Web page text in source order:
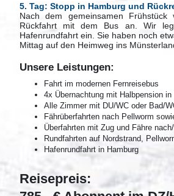
5. Tag: Stopp in Hamburg und
Nach dem gemeinsamen
Rückfahrt mit dem Bus an. Wir
Hafenrundfahrt ein. Sie haben noch
Mittag auf den Heimweg ins
Unsere Leistungen:
Fahrt im modernen Fernreisebus
4x Übernachtung mit Halbpension in
Alle Zimmer mit DU/WC oder Bad/
Fährüberfahrten nach Pellworm
Überfahrten mit Zug und Fähre
Rundfahrten auf Nordstrand,
Hafenrundfahrt in Hamburg
Reisepreis: